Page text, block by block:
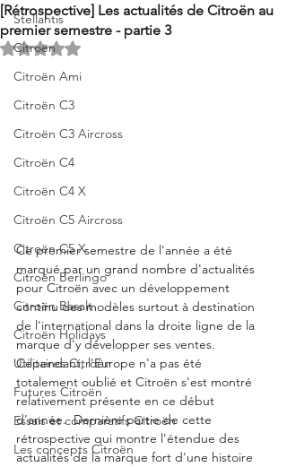
Stellantis
Citroën
Citroën Ami
Citroën C3
Citroën C3 Aircross
Citroën C4
Citroën C4 X
Citroën C5 Aircross
Citroën C5 X
Citroën Berlingo
Citroën Basalt
Citroën Holidays
Utilitaires Citroën
Futures Citroën
Essais et comparatifs Citroën
Les concepts Citroën
[Rétrospective] Les actualités de Citroën au
premier semestre - partie 3
Noté NaN étoiles sur 5.
Ce premier semestre de l'année a été
marqué par un grand nombre d'actualités
pour Citroën avec un développement
continu des modèles surtout à destination
de l'international dans la droite ligne de la
marque d'y développer ses ventes.
Cependant, l'Europe n'a pas été
totalement oublié et Citroën s'est montré
relativement présente en ce début
d'année.  Dernière partie de cette
rétrospective qui montre l'étendue des
actualités de la marque fort d'une histoire